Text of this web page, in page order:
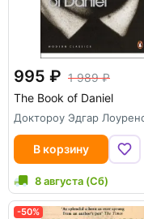
995
1 989
The Book of Daniel
Доктороу Эдгар
В корзину
8 августа (Сб)
-50%